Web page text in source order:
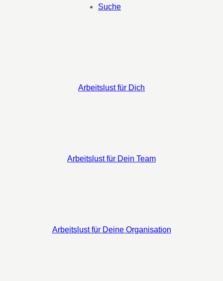
Suche
Arbeitslust für Dich
Arbeitslust für Dein Team
Arbeitslust für Deine Organisation